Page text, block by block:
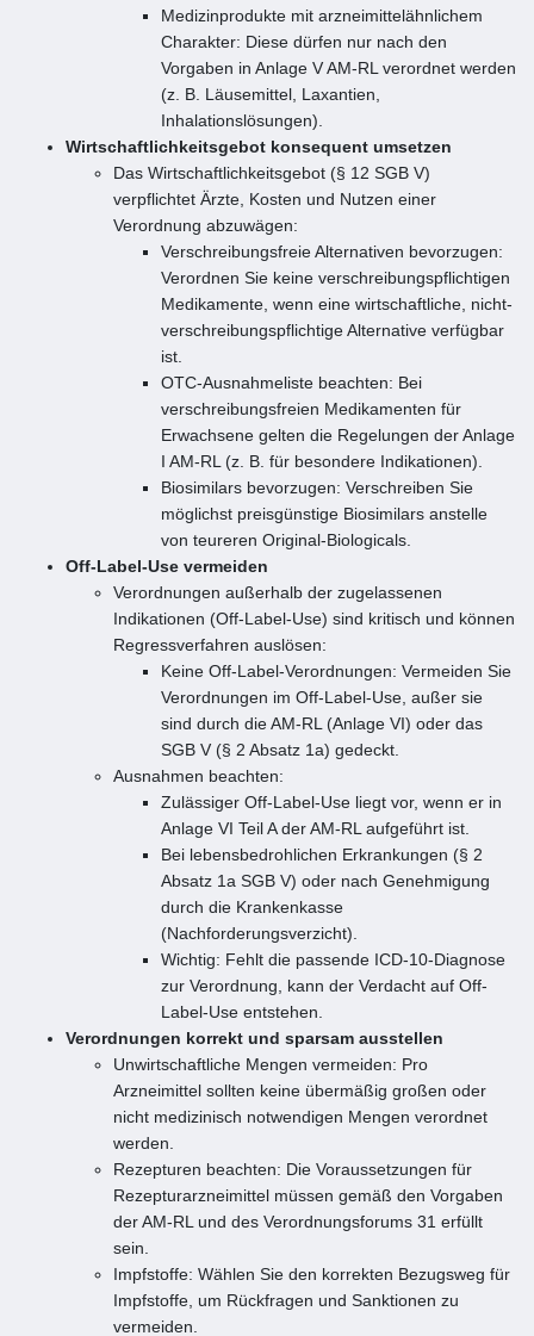
Medizinprodukte mit arzneimittelähnlichem
Charakter: Diese dürfen nur nach den
Vorgaben in Anlage V AM-RL verordnet werden
(z. B. Läusemittel, Laxantien,
Inhalationslösungen).
Wirtschaftlichkeitsgebot konsequent umsetzen
Das Wirtschaftlichkeitsgebot (§ 12 SGB V)
verpflichtet Ärzte, Kosten und Nutzen einer
Verordnung abzuwägen:
Verschreibungsfreie Alternativen bevorzugen:
Verordnen Sie keine verschreibungspflichtigen
Medikamente, wenn eine wirtschaftliche, nicht-
verschreibungspflichtige Alternative verfügbar
ist.
OTC-Ausnahmeliste beachten: Bei
verschreibungsfreien Medikamenten für
Erwachsene gelten die Regelungen der Anlage
I AM-RL (z. B. für besondere Indikationen).
Biosimilars bevorzugen: Verschreiben Sie
möglichst preisgünstige Biosimilars anstelle
von teureren Original-Biologicals.
Off-Label-Use vermeiden
Verordnungen außerhalb der zugelassenen
Indikationen (Off-Label-Use) sind kritisch und können
Regressverfahren auslösen:
Keine Off-Label-Verordnungen: Vermeiden Sie
Verordnungen im Off-Label-Use, außer sie
sind durch die AM-RL (Anlage VI) oder das
SGB V (§ 2 Absatz 1a) gedeckt.
Ausnahmen beachten:
Zulässiger Off-Label-Use liegt vor, wenn er in
Anlage VI Teil A der AM-RL aufgeführt ist.
Bei lebensbedrohlichen Erkrankungen (§ 2
Absatz 1a SGB V) oder nach Genehmigung
durch die Krankenkasse
(Nachforderungsverzicht).
Wichtig: Fehlt die passende ICD-10-Diagnose
zur Verordnung, kann der Verdacht auf Off-
Label-Use entstehen.
Verordnungen korrekt und sparsam ausstellen
Unwirtschaftliche Mengen vermeiden: Pro
Arzneimittel sollten keine übermäßig großen oder
nicht medizinisch notwendigen Mengen verordnet
werden.
Rezepturen beachten: Die Voraussetzungen für
Rezepturarzneimittel müssen gemäß den Vorgaben
der AM-RL und des Verordnungsforums 31 erfüllt
sein.
Impfstoffe: Wählen Sie den korrekten Bezugsweg für
Impfstoffe, um Rückfragen und Sanktionen zu
vermeiden.